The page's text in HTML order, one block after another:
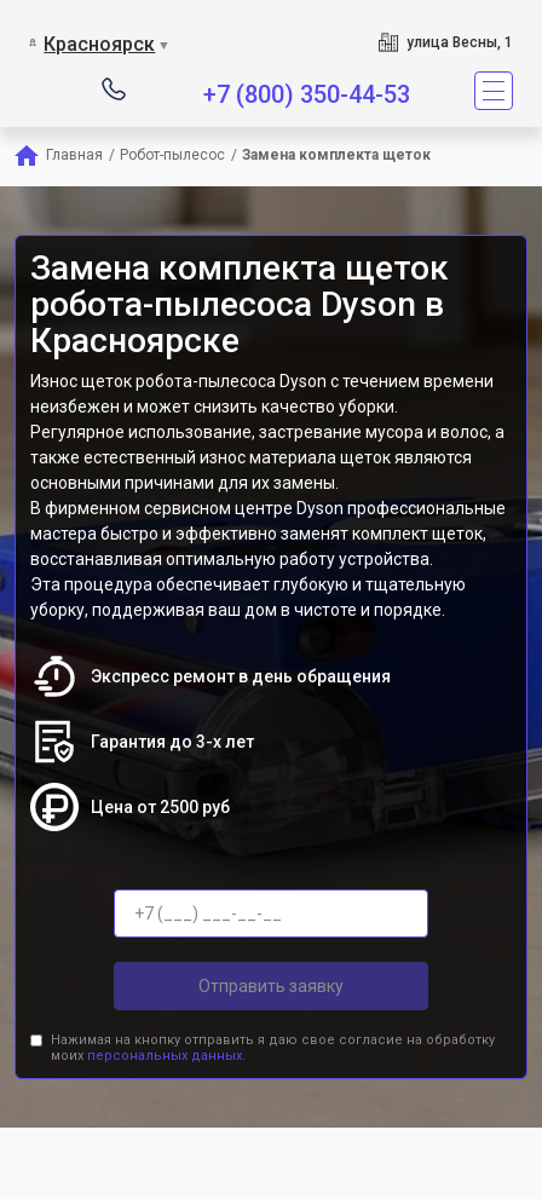
Красноярск ▼ улица Весны, 1
+7 (800) 350-44-53
Главная / Робот-пылесос / Замена комплекта щеток
Замена комплекта щеток
робота-пылесоса Dyson в
Красноярске
Износ щеток робота-пылесоса Dyson с течением времени
неизбежен и может снизить качество уборки.
Регулярное использование, застревание мусора и волос, а
также естественный износ материала щеток являются
основными причинами для их замены.
В фирменном сервисном центре Dyson профессиональные
мастера быстро и эффективно заменят комплект щеток,
восстанавливая оптимальную работу устройства.
Эта процедура обеспечивает глубокую и тщательную
уборку, поддерживая ваш дом в чистоте и порядке.
Экспресс ремонт в день обращения
Гарантия до 3-х лет
Цена от 2500 руб
Отправить заявку
Нажимая на кнопку отправить я даю свое согласие на обработку
моих персональных данных.